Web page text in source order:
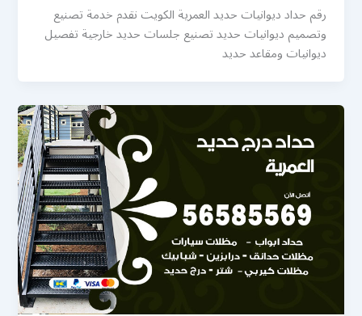
رقم حداد ديوانيات حديد العمرية الكويت نقدم خدمة تصنيع
وتصميم ديوانيات حديد تصنيع جلسات حديد خارجية تفصيل
ديوانيات ومقاعد حديد